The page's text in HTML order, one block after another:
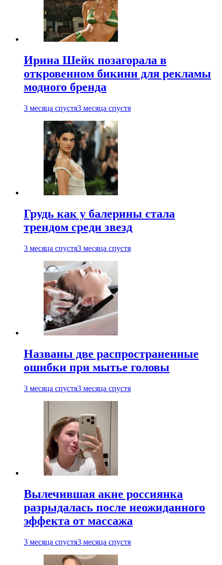
Ирина Шейк позагорала в
откровенном бикини для рекламы
модного бренда
3 месяца спустя3 месяца спустя
Грудь как у балерины стала
трендом среди звезд
3 месяца спустя3 месяца спустя
Названы две распространенные
ошибки при мытье головы
3 месяца спустя3 месяца спустя
Вылечившая акне россиянка
разрыдалась после неожиданного
эффекта от массажа
3 месяца спустя3 месяца спустя